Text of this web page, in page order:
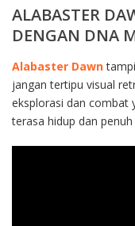
ALABASTER
DENGAN DNA
Alabaster Dawn
jangan tertipu visual
eksplorasi dan combat
terasa hidup dan penuh